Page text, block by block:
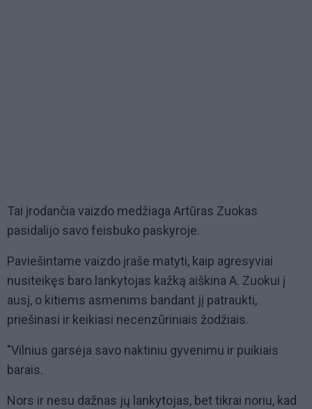
Tai įrodančia vaizdo medžiaga Artūras Zuokas
pasidalijo savo feisbuko paskyroje.
Paviešintame vaizdo įraše matyti, kaip agresyviai
nusiteikęs baro lankytojas kažką aiškina A. Zuokui į
ausį, o kitiems asmenims bandant jį patraukti,
priešinasi ir keikiasi necenzūriniais žodžiais.
"Vilnius garsėja savo naktiniu gyvenimu ir puikiais
barais.
Nors ir nesu dažnas jų lankytojas, bet tikrai noriu, kad